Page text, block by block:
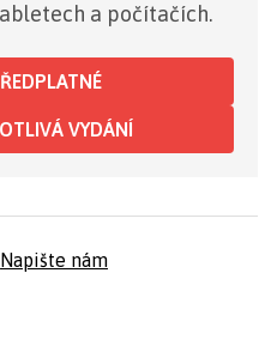
a počítačích.
VYDÁNÍ
Napište nám